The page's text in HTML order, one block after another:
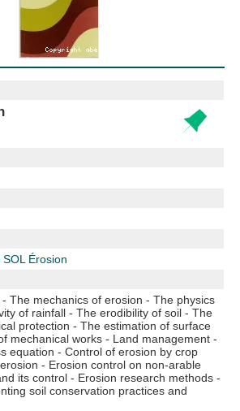
Érosion
The mechanics of erosion - The physics
of rainfall - The erodibility of soil - The
protection - The estimation of surface
mechanical works - Land management -
equation - Control of erosion by crop
- Erosion control on non-arable
its control - Erosion research methods -
soil conservation practices and